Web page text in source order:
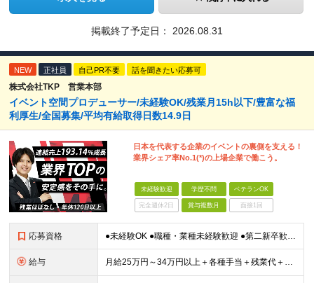
掲載終了予定日： 2026.08.31
NEW 正社員 自己PR不要 話を聞きたい応募可
株式会社TKP 営業本部
イベント空間プロデューサー/未経験OK/残業月15h以下/豊富な福
利厚生/全国募集/平均有給取得日数14.9日
日本を代表する企業のイベントの裏側を支える！
業界シェア率No.1(*)の上場企業で働こう。
未経験歓迎 学歴不問 ベテランOK
完全週休2日 賞与複数月 面接1回
応募資格 ●未経験OK ●職種・業種未経験歓迎 ●第二新卒歓迎 ●学歴不問 ＜こんな方におすすめ！＞ ◎ホテル・アパレル・携帯販売など接客経験を活かしたい ◎「今の会社、この先が見えない」と感じている ◎上場
給与 月給25万円～34万円以上＋各種手当＋残業代＋賞与年2回（昨年度2～4ヶ月分） 初年度想定年収：350万円～ ＜クラス・経験別の月給目安＞ ■メンバークラス：月給25万円以上 ■店長やSVなどのマネ